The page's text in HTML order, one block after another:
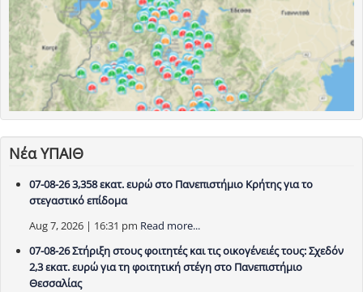
Νέα ΥΠΑΙΘ
07-08-26 3,358 εκατ. ευρώ στο Πανεπιστήμιο Κρήτης για το
στεγαστικό επίδομα
Aug 7, 2026 | 16:31 pm Read more...
07-08-26 Στήριξη στους φοιτητές και τις οικογένειές τους: Σχεδόν
2,3 εκατ. ευρώ για τη φοιτητική στέγη στο Πανεπιστήμιο
Θεσσαλίας